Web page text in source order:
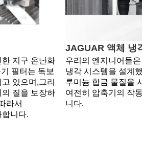
지구 온난화
필터는 독보
있으며,그리
질을 보장하
라서
니다.
JAGUAR 액체 냉
우리의 엔지니어들
냉각 시스템을 설계
루미늄 합금 물질을
여전히 압축기의 작
니다.